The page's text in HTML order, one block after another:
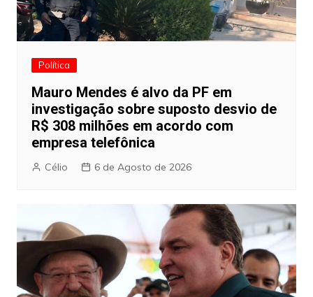
Política
Mauro Mendes é alvo da PF em
investigação sobre suposto desvio de
R$ 308 milhões em acordo com
empresa telefônica
Célio 6 de Agosto de 2026